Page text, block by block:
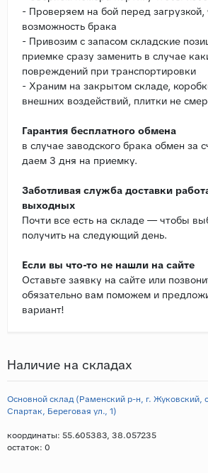
- Проверяем на бой перед
возможность брака
- Привозим с запасом складские
приемке сразу заменить в случае
повреждений при транспортировки
- Храним на закрытом складе,
внешних воздействий, плитки не
Гарантия бесплатного обмена
в случае заводского брака обмен за
даем 3 дня на приемку.
Заботливая служба доставки
выходных
Почти все есть на складе — чтобы
получить на следующий день.
Если вы что-то не нашли на сайте
Оставьте заявку на сайте или
обязательно вам поможем и
вариант!
Наличие на складах
Основной склад (Раменский р-н, г. Жуковский,
Спартак, Береговая ул., 1)
координаты: 55.605383, 38.057235
остаток: 0